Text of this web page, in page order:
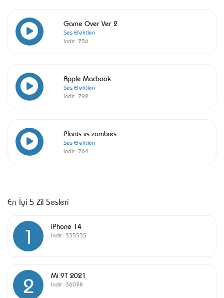
Game Over Ver 2
Ses Efektleri
İndir: 736
Apple Macbook
Ses Efektleri
İndir: 792
Plants vs zombies
Ses Efektleri
İndir: 764
En İyi 5 Zil Sesleri
1 iPhone 14
İndir: 335535
2 Mi 9T 2021
İndir: 36078